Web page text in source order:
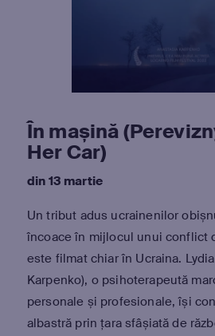
În mașină
Her Car)
din 13 martie
Un tribut adus ucrainenilor
încoace în mijlocul unui conflict
este filmat chiar în Ucraina.
Karpenko), o psihoterapeută
personale și profesionale, își
albastră prin țara sfâșiată de